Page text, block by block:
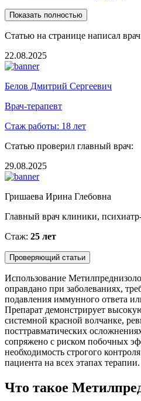
Показать полностью
Статью на странице написал
22.08.2025
Белов Дмитрий Сергеевич
Врач-терапевт
Стаж работы: 18 лет
Статью проверил главный врач:
29.08.2025
Гришаева Ирина Глебовна
Главный врач клиники,
Стаж: 25 лет
Проверяющий статьи
Использование
оправдано при заболеваниях,
подавления иммунного ответа
Препарат демонстрирует
системной красной волчанке,
посттравматических
сопряжено с риском побочных
необходимость строгого
пациента на всех этапах терапии.
Что такое